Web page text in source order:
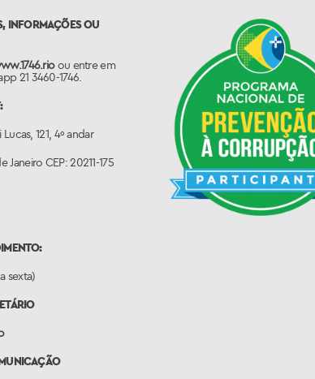
INFORMAÇÕES OU
ou entre em
21 3460-1746.
121, 4º andar
CEP: 20211-175
sexta)